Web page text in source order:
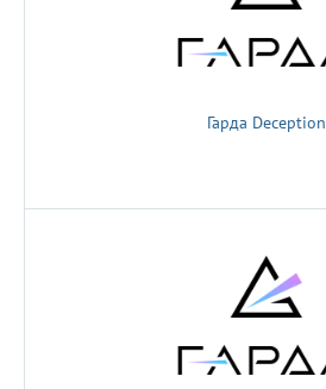
Гарда Deception